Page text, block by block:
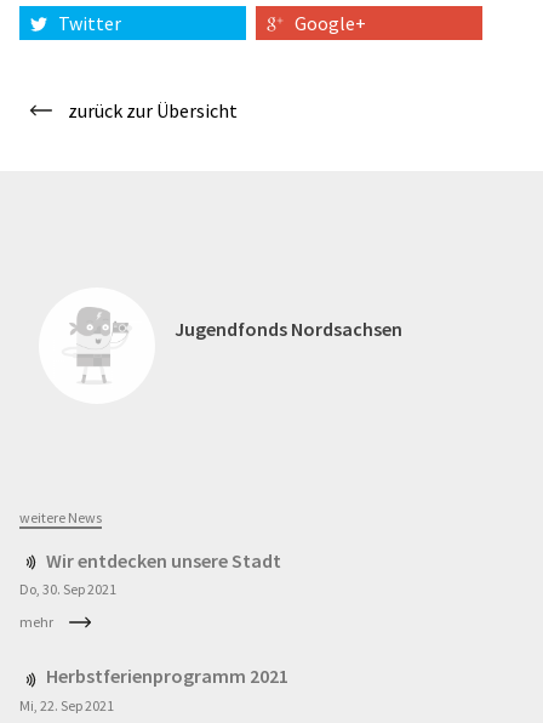
Twitter
Google+
zurück zur Übersicht
Jugendfonds Nordsachsen
weitere News
Wir entdecken unsere Stadt
Do, 30. Sep2021
mehr
Herbstferienprogramm 2021
Mi, 22. Sep2021